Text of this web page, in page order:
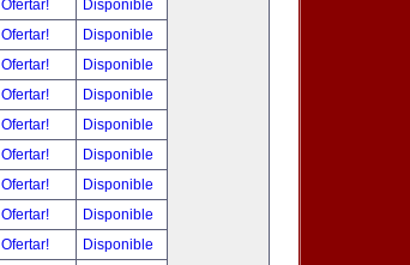
Ofertar!
Disponible
Ofertar!
Disponible
Ofertar!
Disponible
Ofertar!
Disponible
Ofertar!
Disponible
Ofertar!
Disponible
Ofertar!
Disponible
Ofertar!
Disponible
Ofertar!
Disponible